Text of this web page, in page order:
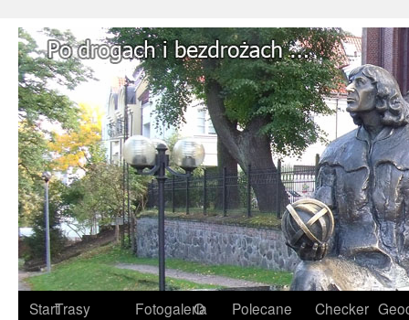
StartTrasy
Fotogaleria
O
Polecane
Checker